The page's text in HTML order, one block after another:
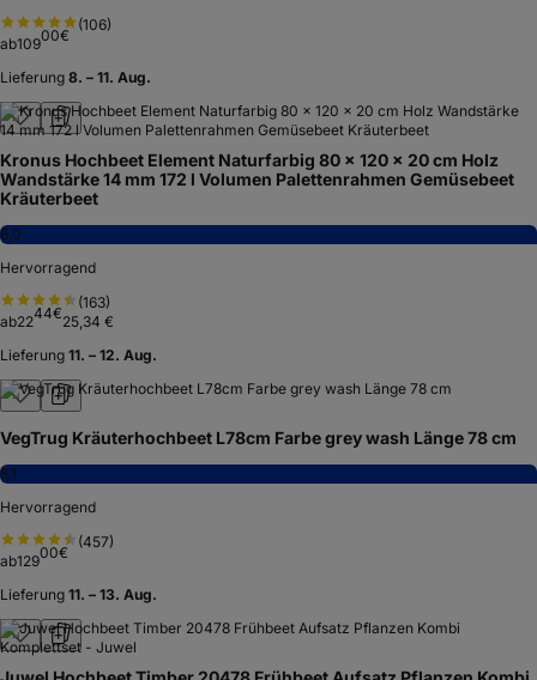
(106)
ab10900€
Lieferung 8. – 11. Aug.
Kronus Hochbeet Element Naturfarbig 80 x 120 x 20 cm Holz
Wandstärke 14 mm 172 l Volumen Palettenrahmen Gemüsebeet
Kräuterbeet
8,0
Hervorragend
(163)
ab2244€25,34 €
Lieferung 11. – 12. Aug.
VegTrug Kräuterhochbeet L78cm Farbe grey wash Länge 78 cm
8,1
Hervorragend
(457)
ab12900€
Lieferung 11. – 13. Aug.